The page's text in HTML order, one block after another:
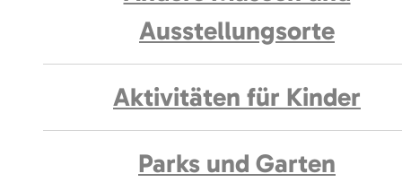
Ausstellungsorte
Aktivitäten für Kinder
Parks und Garten